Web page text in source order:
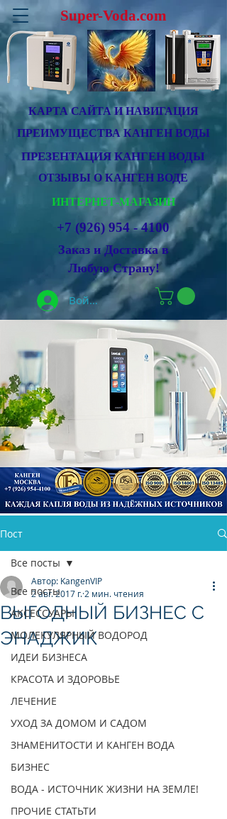
Super-Voda.com
КАРТА САЙТА И НАВИГАЦИЯ
ПРЕИМУЩЕСТВА КАНГЕН ВОДЫ
ПРЕЗЕНТАЦИЯ КАНГЕН ВОДЫ
ОТЗЫВЫ О КАНГЕН ВОДЕ
ИНТЕРНЕТ-МАГАЗИН
+7 (926) 954 - 4100
Заказ и Доставка в
Любую Страну!
Войти
КАНГЕН ВОДА
Пост
Все посты
АКСЕССУАРЫ
МОЛЕКУЛЯРНЫЙ ВОДОРОД
ИДЕИ БИЗНЕСА
КРАСОТА И ЗДОРОВЬЕ
ЛЕЧЕНИЕ
УХОД ЗА ДОМОМ И САДОМ
ЗНАМЕНИТОСТИ И КАНГЕН ВОДА
БИЗНЕС
ВОДА - ИСТОЧНИК ЖИЗНИ НА ЗЕМЛЕ!
ПРОЧИЕ СТАТЬТИ
Все посты
ВЫГОДНЫЙ БИЗНЕС С
ЭНАДЖИК
Автор: KangenVIP
2 авг. 2017 г.2 мин. чтения